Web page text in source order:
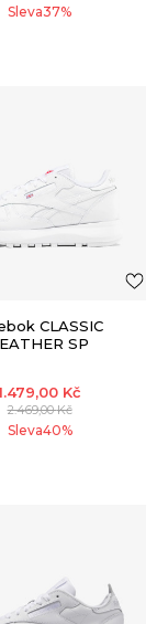
Sleva37%
CLASSIC
SP
Kč
2.469,00Kč
Sleva40%